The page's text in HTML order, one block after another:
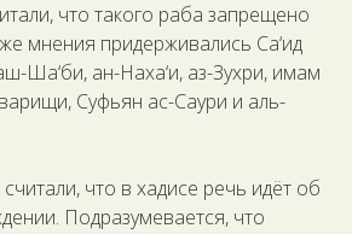
что такого раба запрещено
мнения придерживались Са‘ид
Ша‘би, ан-Наха‘и, аз-Зухри, имам
Суфьян ас-Саури и аль-
что в хадисе речь идёт об
Подразумевается, что